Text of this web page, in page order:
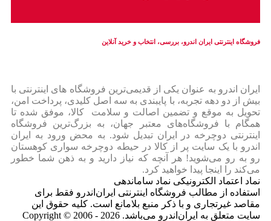
فروشگاه اینترنتی ایران‌ اندرو، بررسی، انتخاب و خرید آنلاین
ایران‌ اندرو به عنوان یکی از قدیمی‌ترین فروشگاه های اینترنتی با
بیش از دو دهه تجربه، با پایبندی به سه اصل کلیدی، پرداخت امن،
تحویل به موقع و تضمین اصالت و سلامت کالا، موفق شده تا
همگام با فروشگاه‌های معتبر جهان، به بزرگ‌ترین فروشگاه
اینترنتی دوچرخه در ایران تبدیل شود. به محض ورود به ایران‌
اندرو با یک سایت پر از کالا در حیطه دوچرخه سواری کوهستان
رو به رو می‌شوید! هر آنچه که نیاز دارید و به ذهن شما خطور
می‌کند را اینجا پیدا خواهید کرد.
نماد اعتماد الکترونیکی نماد ساماندهی
استفاده از مطالب فروشگاه اینترنتی ایران‌اندرو فقط برای
مقاصد غیرتجاری و با ذکر منبع بلامانع است. کلیه حقوق این
سایت متعلق به ایران‌اندرو می‌باشد. Copyright © 2006 - 2026